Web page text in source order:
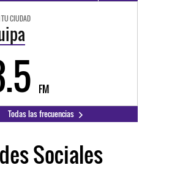
TU CIUDAD
FM
Todas las frecuencias
Sociales